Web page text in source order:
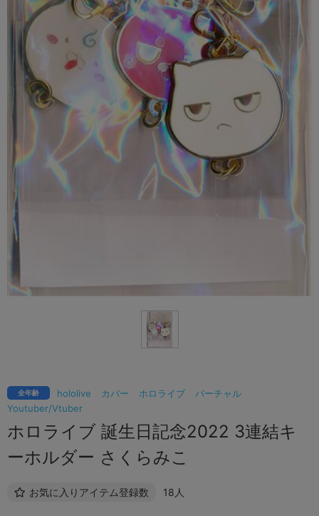
hololive カバー ホロライブ
バーチャル
Youtuber/Vtuber
全年齢
ホロライブ 誕生日記念2022 3連結キ
ーホルダー さくらみこ
お気に入りアイテム登録数 18人